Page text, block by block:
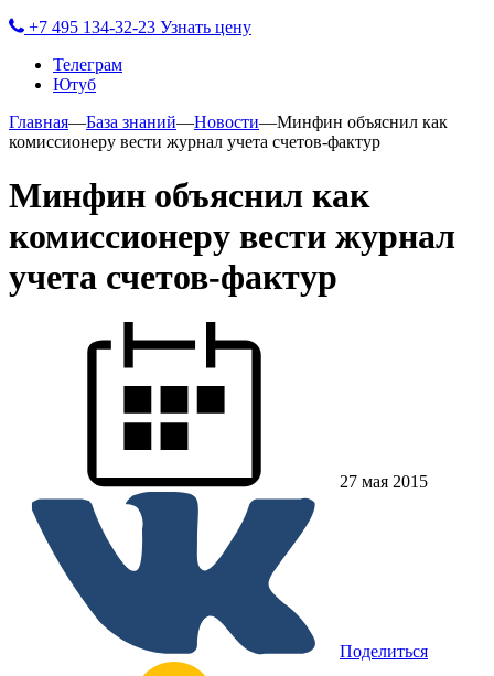
+7 495 134-32-23 Узнать цену
Телеграм
Ютуб
Главная—База знаний—Новости—Минфин объяснил как
комиссионеру вести журнал учета счетов-фактур
Минфин объяснил как
комиссионеру вести журнал
учета счетов-фактур
27 мая 2015
Поделиться